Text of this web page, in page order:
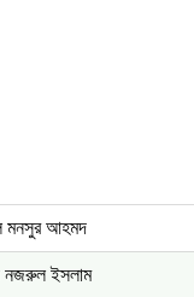
আহমদ
নজরুল ইসলাম